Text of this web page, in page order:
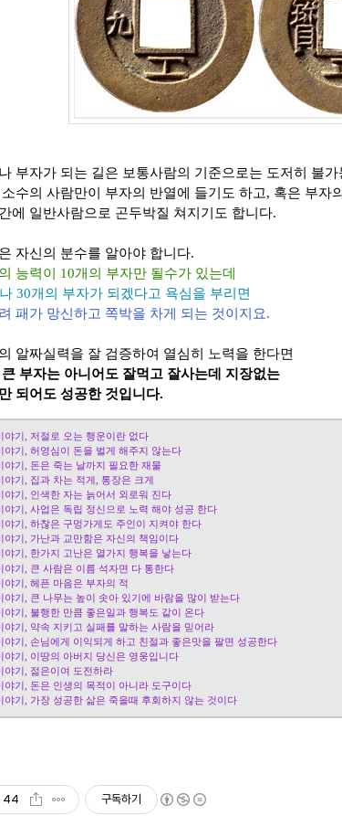
부자가 되는 길은 보통사람의 기준으로는 도저히 불가
수의 사람만이 부자의 반열에 들기도 하고, 혹은 부자
에 일반사람으로 곤두박질 쳐지기도 합니다.
자신의 분수를 알아야 합니다.
능력이 10개의 부자만 될수가 있는데
30개의 부자가 되겠다고 욕심을 부리면
패가 망신하고 쪽박을 차게 되는 것이지요.
알짜실력을 잘 검증하여 열심히 노력을 한다면
부자는 아니어도 잘먹고 잘사는데 지장없는
되어도 성공한 것입니다.
야기, 저절로 오는 행운이란 없다
야기, 허영심이 돈을 벌게 해주지 않는다
야기, 돈은 죽는 날까지 필요한 재물
야기, 집과 차는 적게, 통장은 크게
야기, 인색한 자는 늙어서 외로워 진다
야기, 사업은 독립 정신으로 노력 해야 성공 한다
야기, 하찮은 구멍가게도 주인이 지켜야 한다
야기, 가난과 교만함은 자신의 책임이다
야기, 한가지 고난은 열가지 행복을 낳는다
야기, 큰 사람은 이름 석자면 다 통한다
야기, 헤픈 마음은 부자의 적
야기, 큰 나무는 높이 솟아 있기에 바람을 많이 받는다
야기, 불행한 만큼 좋은일과 행복도 같이 온다
야기, 약속 지키고 실패를 말하는 사람을 믿어라
야기, 손님에게 이익되게 하고 친절과 좋은맛을 팔면 성공한다
야기, 이땅의 아버지 당신은 영웅입니다
야기, 젊은이여 도전하라
야기, 돈은 인생의 목적이 아니라 도구이다
야기, 가장 성공한 삶은 죽을때 후회하지 않는 것이다
44 구독하기